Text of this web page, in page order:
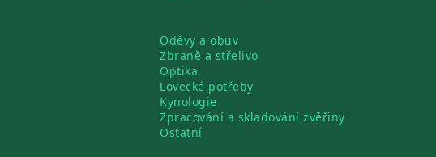
Oděvy a obuv
Zbraně a střelivo
Optika
Lovecké potřeby
Kynologie
Zpracování a skladování zvěřiny
Ostatní